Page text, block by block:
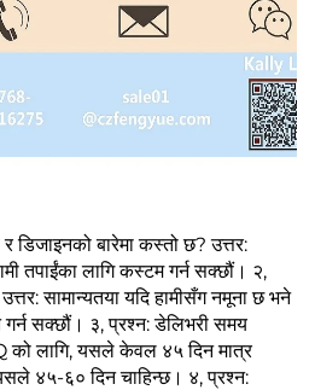
डिजाइनको बारेमा कस्तो छ? उत्तर:
तपाईंका लागि कस्टम गर्न सक्छौं। २,
सामान्यतया यदि हामीसँग नमूना छ भने
गर्न सक्छौं। ३, प्रश्न: डेलिभरी समय
को लागि, यसले केवल ४५ दिन मात्र
यसले ४५-६० दिन चाहिन्छ। ४, प्रश्न: